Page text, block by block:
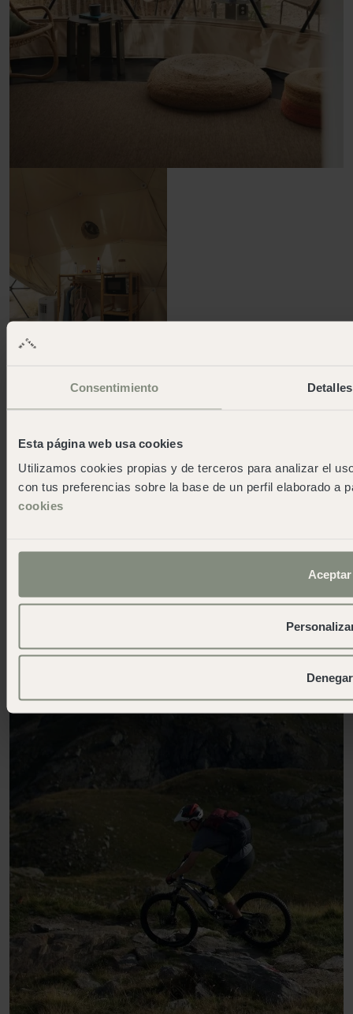
Consentimiento Detalles
Esta página web usa cookies
Utilizamos cookies propias y de terceros para analizar el
con tus preferencias sobre la base de un perfil elaborado a
cookies
Aceptar
Denegar
Avantatges
càmping gas, ni clavar una estaca. Les nostres tendes
estan llestes per començar l'aventura.